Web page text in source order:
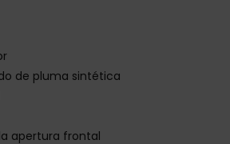
de pluma sintética
apertura frontal